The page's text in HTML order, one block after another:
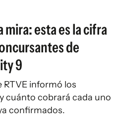
mira: esta es la cifra
de
9
RTVE informó los
cuánto cobrará cada uno
confirmados.